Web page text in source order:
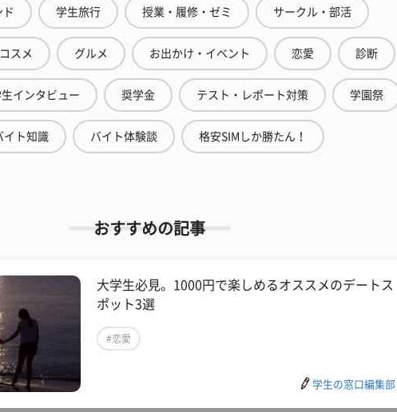
ド 学生旅行 授業・履修・ゼミ サークル・部活
スメ グルメ お出かけ・イベント 恋愛 診断
生インタビュー 奨学金 テスト・レポート対策 学園祭
イト知識 バイト体験談 格安SIMしか勝たん！
おすすめの記事
大学生必見。1000円で楽しめるオススメのデートス
ポット3選
#恋愛
学生の窓口編集部